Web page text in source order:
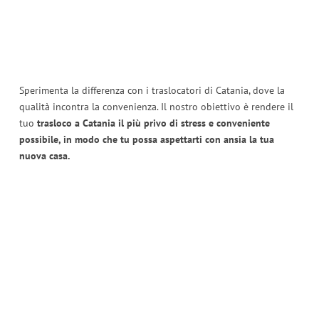
Sperimenta la differenza con i traslocatori di Catania, dove la
qualità incontra la convenienza. Il nostro obiettivo è rendere il
tuo trasloco a Catania il più privo di stress e conveniente
possibile, in modo che tu possa aspettarti con ansia la tua
nuova casa.